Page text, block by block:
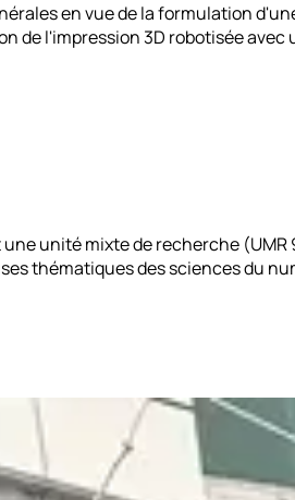
en vue de la formulation
de l'impression 3D robotisée
unité mixte de recherche (UMR
thématiques des sciences du